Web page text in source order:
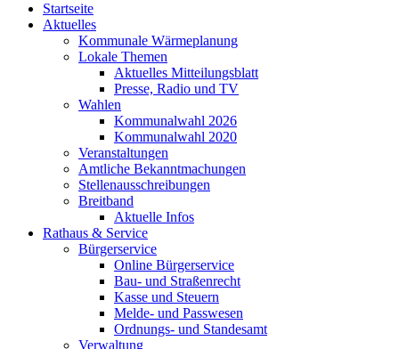
Startseite
Aktuelles
Kommunale Wärmeplanung
Lokale Themen
Aktuelles Mitteilungsblatt
Presse, Radio und TV
Wahlen
Kommunalwahl 2026
Kommunalwahl 2020
Veranstaltungen
Amtliche Bekanntmachungen
Stellenausschreibungen
Breitband
Aktuelle Infos
Rathaus & Service
Bürgerservice
Online Bürgerservice
Bau- und Straßenrecht
Kasse und Steuern
Melde- und Passwesen
Ordnungs- und Standesamt
Verwaltung